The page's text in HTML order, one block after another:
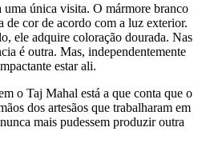
uma única visita. O mármore branco
de cor de acordo com a luz exterior.
ele adquire coloração dourada. Nas
é outra. Mas, independentemente
estar ali.
o Taj Mahal está a que conta que o
dos artesãos que trabalharam em
mais pudessem produ­zir outra